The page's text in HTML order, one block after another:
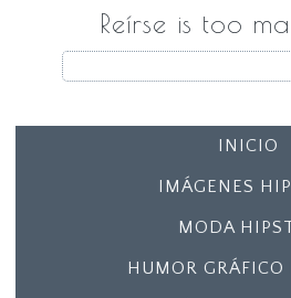
Reírse is too
INICIO
IMÁGENES
MODA
HUMOR GRÁFICO